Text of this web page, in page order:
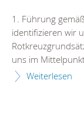
1. Führung
identifizieren wir
uns im
Weiterlesen